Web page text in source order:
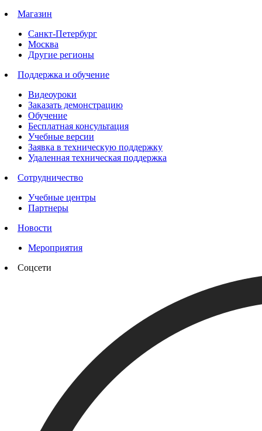
Магазин
Санкт-Петербург
Москва
Другие регионы
Поддержка и обучение
Видеоуроки
Заказать демонстрацию
Обучение
Бесплатная консультация
Учебные версии
Заявка в техническую поддержку
Удаленная техническая поддержка
Сотрудничество
Учебные центры
Партнеры
Новости
Мероприятия
Соцсети